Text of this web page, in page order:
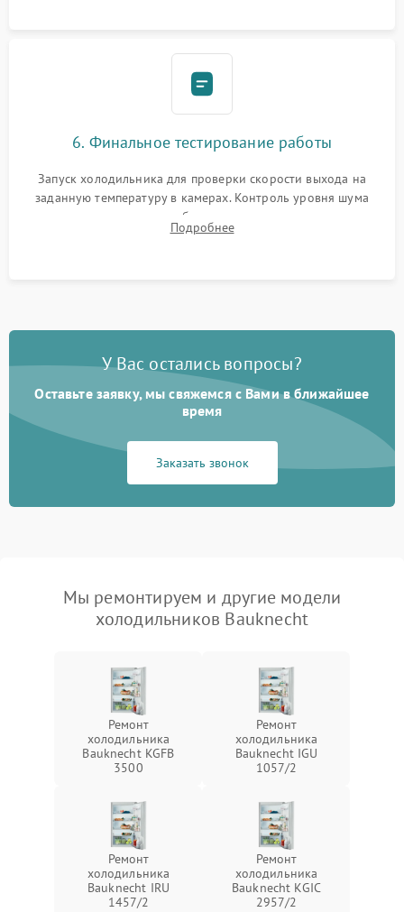
6. Финальное тестирование работы
Запуск холодильника для проверки скорости выхода на
заданную температуру в камерах. Контроль уровня шума
компрессора, отсутствия обмерзания стенок и корректного
срабатывания системы автоматической оттайки.
Подробнее
У Вас остались вопросы?
Оставьте заявку, мы свяжемся с Вами в ближайшее
время
Заказать звонок
Мы ремонтируем и другие модели
холодильников Bauknecht
Ремонт
холодильника
Bauknecht KGFB
3500
Ремонт
холодильника
Bauknecht IGU
1057/2
Ремонт
холодильника
Bauknecht IRU
1457/2
Ремонт
холодильника
Bauknecht KGIC
2957/2